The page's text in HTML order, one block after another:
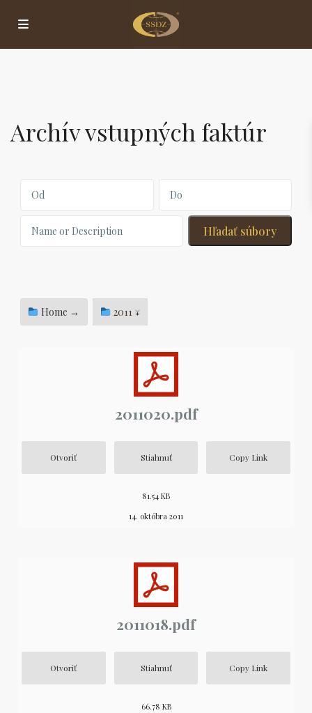
Archív vstupných faktúr
Home → 2011 ↓
2011020.pdf
Otvoriť Stiahnuť Copy Link
81.54 KB
14. októbra 2011
2011018.pdf
Otvoriť Stiahnuť Copy Link
66.78 KB